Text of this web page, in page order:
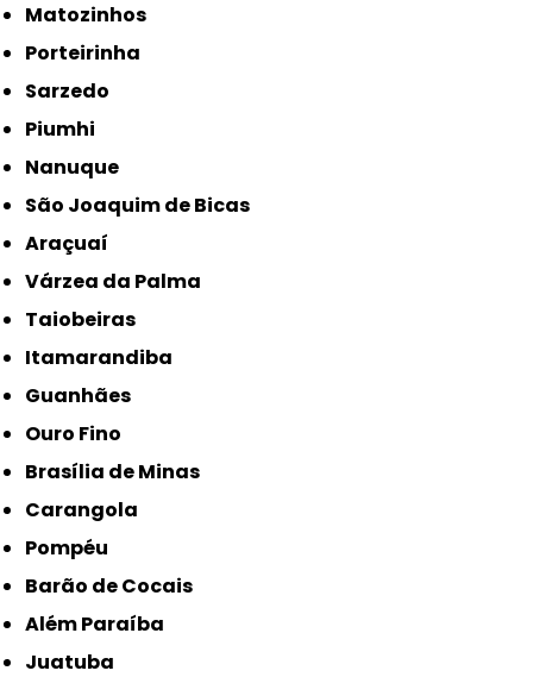
Matozinhos
Porteirinha
Sarzedo
Piumhi
Nanuque
São Joaquim de Bicas
Araçuaí
Várzea da Palma
Taiobeiras
Itamarandiba
Guanhães
Ouro Fino
Brasília de Minas
Carangola
Pompéu
Barão de Cocais
Além Paraíba
Juatuba